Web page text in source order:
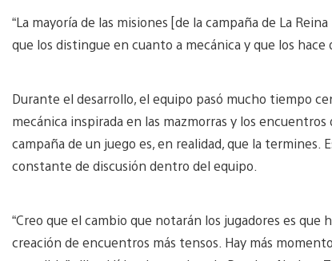
“La mayoría de las misiones [de la campaña de La
que los distingue en cuanto a mecánica y que los hace
Durante el desarrollo, el equipo pasó mucho tiempo
mecánica inspirada en las mazmorras y los
campaña de un juego es, en realidad, que la
constante de discusión dentro del equipo.
“Creo que el cambio que notarán los jugadores es
creación de encuentros más tensos. Hay más